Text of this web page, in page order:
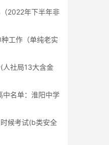
2022年下半年非
工作（单纯老实
人社局13大含金
中名单：淮阳中学
候考试(b类安全